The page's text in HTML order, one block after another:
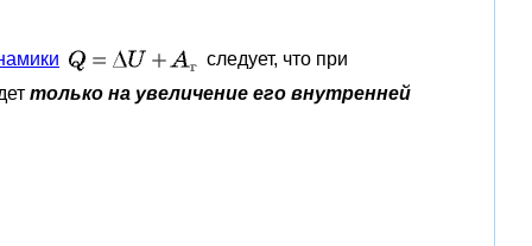
следует, что при
только на увеличение его внутренней